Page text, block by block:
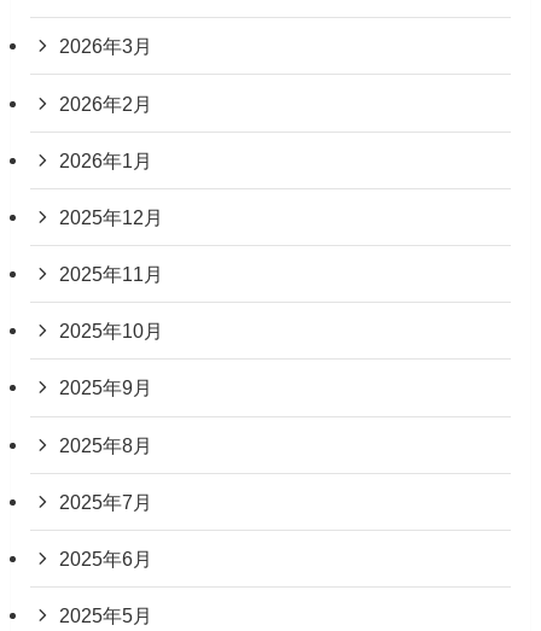
2026年3月
2026年2月
2026年1月
2025年12月
2025年11月
2025年10月
2025年9月
2025年8月
2025年7月
2025年6月
2025年5月